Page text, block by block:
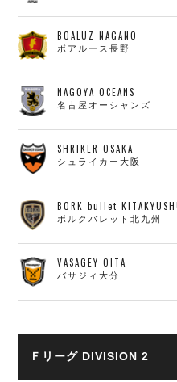
BOALUZ NAGANO
ボアルース長野
NAGOYA OCEANS
名古屋オーシャンズ
SHRIKER OSAKA
シュライカー大阪
BORK bullet
ボルクバレット北九州
VASAGEY OITA
バサジィ大分
Ｆリーグ DIVISION 2